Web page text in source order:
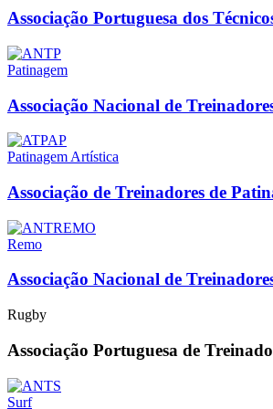
Associação Portuguesa dos
Patinagem
Associação Nacional de
Patinagem Artística
Associação de Treinadores de
Remo
Associação Nacional de
Rugby
Associação Portuguesa de
Surf